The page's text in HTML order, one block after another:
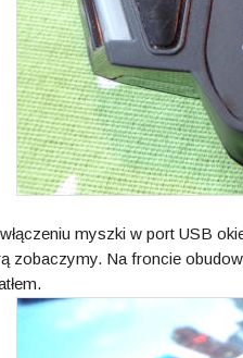
myszki w port USB
zobaczymy. Na froncie